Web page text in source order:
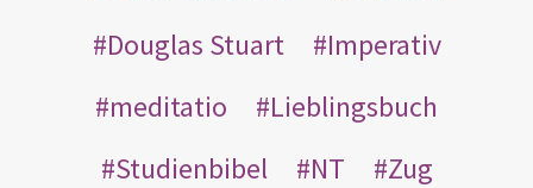
Douglas Stuart
Imperativ
meditatio
Lieblingsbuch
Studienbibel
NT
Zug